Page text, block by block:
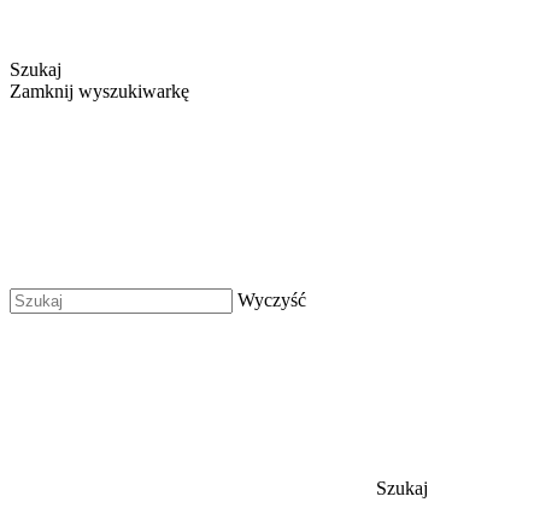
Szukaj
Zamknij wyszukiwarkę
Wyczyść
Szukaj